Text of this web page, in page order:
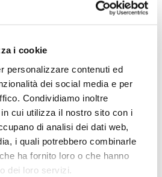
i cookie
personalizzare contenuti ed
dei social media e per
Condividiamo inoltre
cui utilizza il nostro sito con i
di analisi dei dati web,
i quali potrebbero combinarle
ha fornito loro o che hanno
dei loro servizi.
ogni studente nel
il proprio futuro.